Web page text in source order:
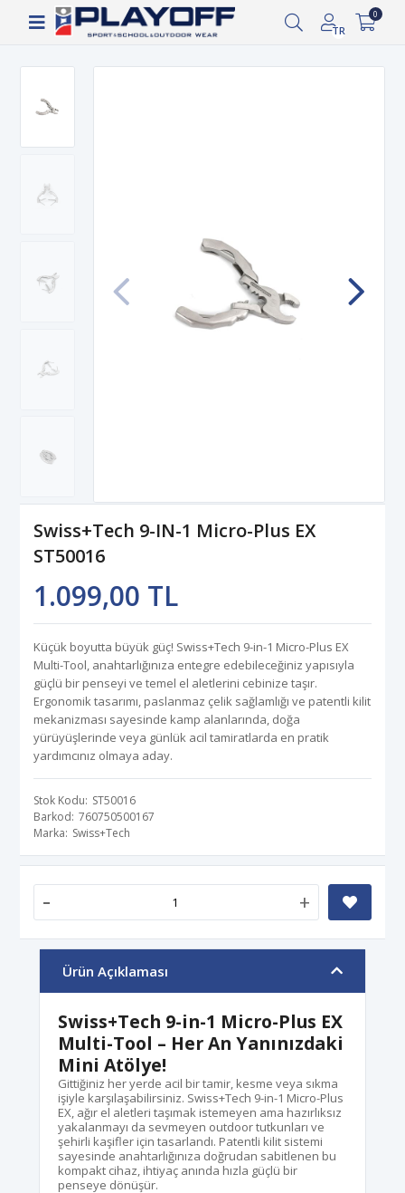
Siparişin 2-8 iş günü arasında kargoya verilecektir.
TR
0
Swiss+Tech 9-IN-1 Micro-Plus EX
ST50016
1.099,00 TL
Küçük boyutta büyük güç! Swiss+Tech 9-in-1 Micro-Plus EX
Multi-Tool, anahtarlığınıza entegre edebileceğiniz yapısıyla
güçlü bir penseyi ve temel el aletlerini cebinize taşır.
Ergonomik tasarımı, paslanmaz çelik sağlamlığı ve patentli kilit
mekanizması sayesinde kamp alanlarında, doğa
yürüyüşlerinde veya günlük acil tamiratlarda en pratik
yardımcınız olmaya aday.
Stok Kodu ST50016
Barkod 760750500167
Marka Swiss+Tech
- +
Ürün Açıklaması
Swiss+Tech 9-in-1 Micro-Plus EX
Multi-Tool – Her An Yanınızdaki
Mini Atölye!
Gittiğiniz her yerde acil bir tamir, kesme veya sıkma
işiyle karşılaşabilirsiniz. Swiss+Tech 9-in-1 Micro-Plus
EX, ağır el aletleri taşımak istemeyen ama hazırlıksız
yakalanmayı da sevmeyen outdoor tutkunları ve
şehirli kaşifler için tasarlandı. Patentli kilit sistemi
sayesinde anahtarlığınıza doğrudan sabitlenen bu
kompakt cihaz, ihtiyaç anında hızla güçlü bir
penseye dönüşür.